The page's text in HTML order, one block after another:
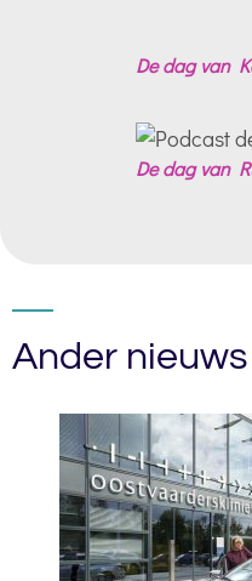
De dag van
De dag van
Ander